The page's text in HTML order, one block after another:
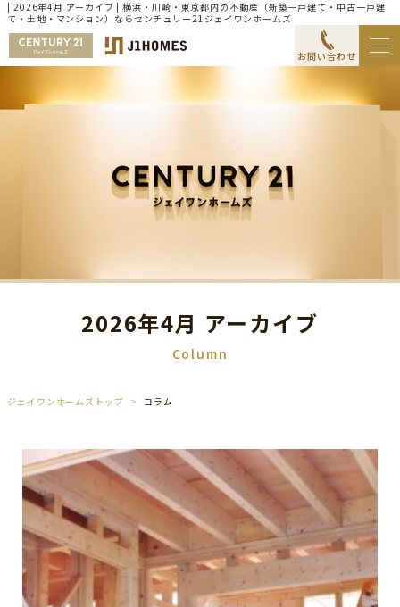
| 2026年4月 アーカイブ | 横浜・川崎・東京都内の不動産（新築一戸建て・中古一戸建
て・土地・マンション）ならセンチュリー21ジェイワンホームズ
お問い合わせ
2026年4月 アーカイブ
Column
ジェイワンホームズトップ コラム